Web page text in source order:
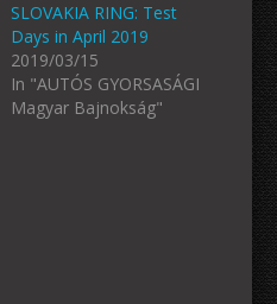
SLOVAKIA RING: Test
Days in April 2019
2019/03/15
In "AUTÓS GYORSASÁGI
Magyar Bajnokság"